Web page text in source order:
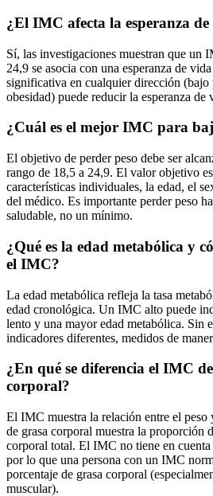
¿El IMC afecta la esperanza
Sí, las investigaciones muestran que un
24,9 se asocia con una esperanza de
significativa en cualquier dirección (bajo
obesidad) puede reducir la esperanza de
¿Cuál es el mejor IMC para
El objetivo de perder peso debe ser
rango de 18,5 a 24,9. El valor objetivo
características individuales, la edad, el
del médico. Es importante perder peso
saludable, no un mínimo.
¿Qué es la edad metabólica y
el IMC?
La edad metabólica refleja la tasa
edad cronológica. Un IMC alto puede
lento y una mayor edad metabólica. Sin
indicadores diferentes, medidos de
¿En qué se diferencia el IMC
corporal?
El IMC muestra la relación entre el peso
de grasa corporal muestra la proporción
corporal total. El IMC no tiene en
por lo que una persona con un IMC
porcentaje de grasa corporal
muscular).